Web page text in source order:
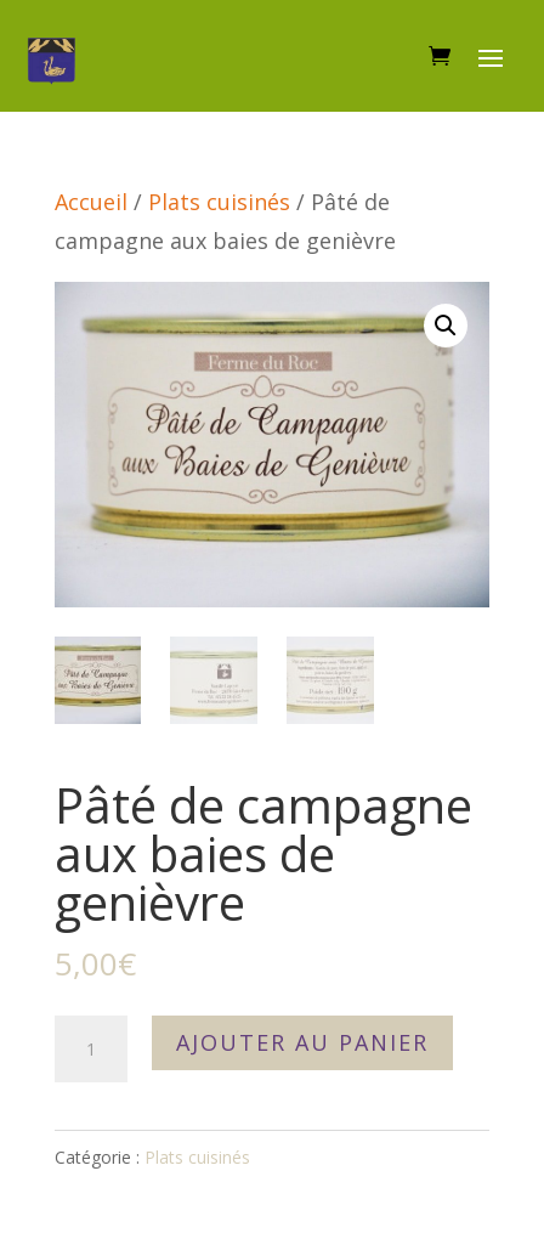
Accueil / Plats cuisinés / Pâté de
campagne aux baies de genièvre
Pâté de campagne
aux baies de
genièvre
5,00€
de
AJOUTER AU PANIER
Catégorie : Plats cuisinés